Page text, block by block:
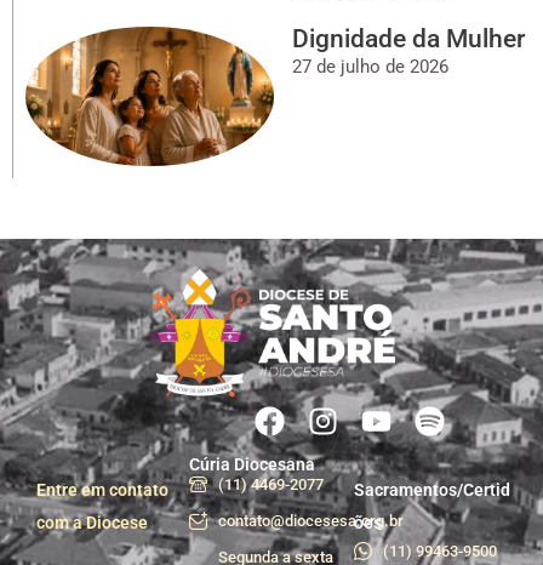
Dignidade da Mulher
27 de julho de 2026
Entre em contato
com a Diocese
Cúria Diocesana
(11) 4469-2077
contato@diocesesa.org.br
Segunda a sexta
Sacramentos/Certid
ões
(11) 99463-9500